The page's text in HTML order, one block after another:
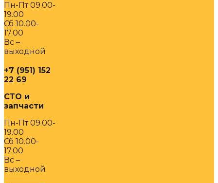
Пн-Пт 09.00-
19.00
Сб 10.00-
17.00
Вс –
выходной
+7 (951) 152
22 69
СТО и
запчасти
Пн-Пт 09.00-
19.00
Сб 10.00-
17.00
Вс –
выходной